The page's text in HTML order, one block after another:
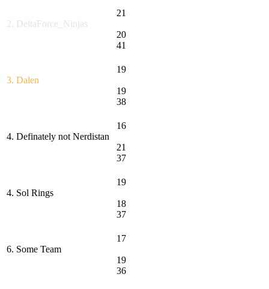
2. DeltaForce_Ninjas
21
20
41
3. Dalen
19
19
38
4. Definately not Nerdistan
16
21
37
4. Sol Rings
19
18
37
6. Some Team
17
19
36